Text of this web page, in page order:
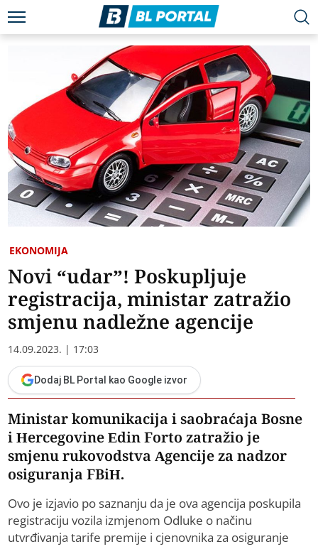
EKONOMIJA
Novi “udar”! Poskupljuje
registracija, ministar zatražio
smjenu nadležne agencije
14.09.2023. | 17:03
Dodaj BL Portal kao Google izvor
Ministar komunikacija i saobraćaja Bosne
i Hercegovine Edin Forto zatražio je
smjenu rukovodstva Agencije za nadzor
osiguranja FBiH.
Ovo je izjavio po saznanju da je ova agencija poskupila
registraciju vozila izmjenom Odluke o načinu
utvrđivanja tarife premije i cjenovnika za osiguranje